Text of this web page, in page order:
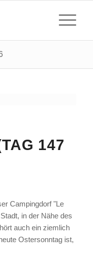
147
Campingdorf "Le
in der Nähe des
auch ein ziemlich
Ostersonntag ist,